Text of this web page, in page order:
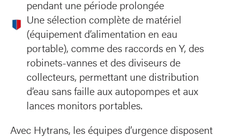
pendant une période prolongée
Une sélection complète de matériel
(équipement d’alimentation en eau
portable), comme des raccords en Y, des
robinets-vannes et des diviseurs de
collecteurs, permettant une distribution
d’eau sans faille aux autopompes et aux
lances monitors portables.
Avec Hytrans, les équipes d’urgence disposent